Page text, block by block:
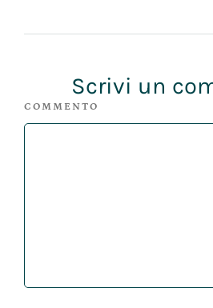
Scrivi un
COMMENTO